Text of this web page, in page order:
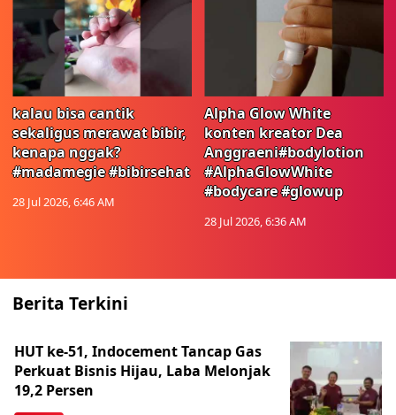
kalau bisa cantik
sekaligus merawat bibir,
kenapa nggak?
#madamegie #bibirsehat
28 Jul 2026, 6:46 AM
Alpha Glow White
konten kreator Dea
Anggraeni#bodylotion
#AlphaGlowWhite
#bodycare #glowup
28 Jul 2026, 6:36 AM
Berita Terkini
HUT ke-51, Indocement Tancap Gas
Perkuat Bisnis Hijau, Laba Melonjak
19,2 Persen